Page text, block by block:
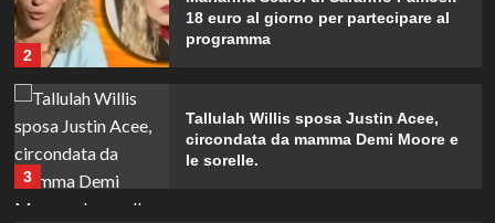
2
18 euro al giorno per partecipare al
programma
3
Tallulah Willis sposa Justin Acee,
circondata da mamma Demi Moore e
le sorelle.